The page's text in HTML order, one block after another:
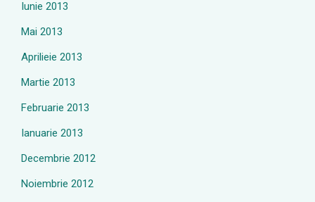
Iunie 2013
Mai 2013
Aprilieie 2013
Martie 2013
Februarie 2013
Ianuarie 2013
Decembrie 2012
Noiembrie 2012